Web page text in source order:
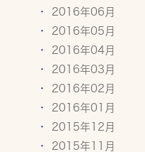
2016年06月
2016年05月
2016年04月
2016年03月
2016年02月
2016年01月
2015年12月
2015年11月